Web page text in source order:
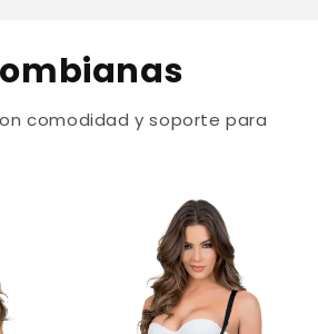
comodidad y soporte para